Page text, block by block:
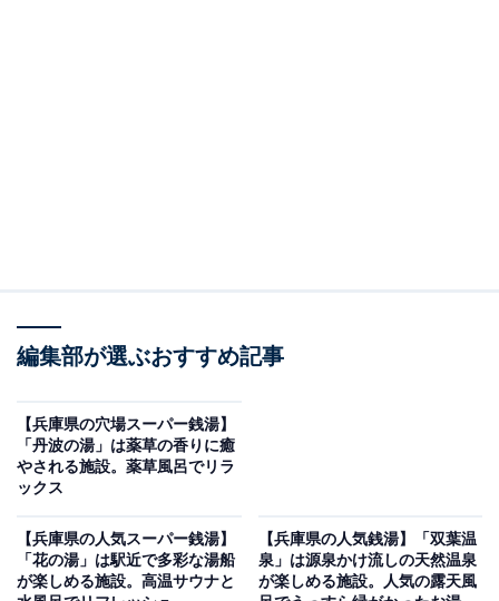
「All About ニュース」は、ネットの話題から世の中の動きまで、暮
らしの中にあふれる「なぜ？」「どうして？」を分かりやすく伝え
るAll About発のニュースメディアです。お金や仕事、恋愛、ITに関
報やSNSで話題のトピックスを紹介しています。
※本記事で紹介している商品の購入やサービスの利用により、売上の一部が
オールアバウトに還元されることがあります。
「北神戸ぽかぽか温泉」は高品質な源泉「黄金の
湯」を誇る日帰り温泉
鉄分を豊富に含み美しい黄金色をした天然温泉の露天風
編集部が選ぶおすすめ記事
【兵庫県の穴場スーパー銭湯】
「丹波の湯」は薬草の香りに癒
やされる施設。薬草風呂でリラ
ックス
【兵庫県の人気スーパー銭湯】
「花の湯」は駅近で多彩な湯船
が楽しめる施設。高温サウナと
【兵庫県の人気銭湯】「双葉温
泉」は源泉かけ流しの天然温泉
が楽しめる施設。人気の露天風